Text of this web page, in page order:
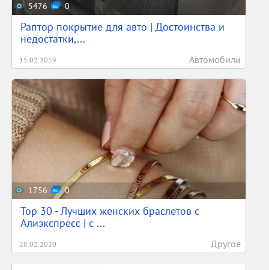
5476 0
Раптор покрытие для авто | Достоинства и
недостатки,...
15.02.2019 Автомобили
1756 0
Top 30 - Лучших женских браслетов с
Алиэкспресс | с ...
28.02.2020 Другое